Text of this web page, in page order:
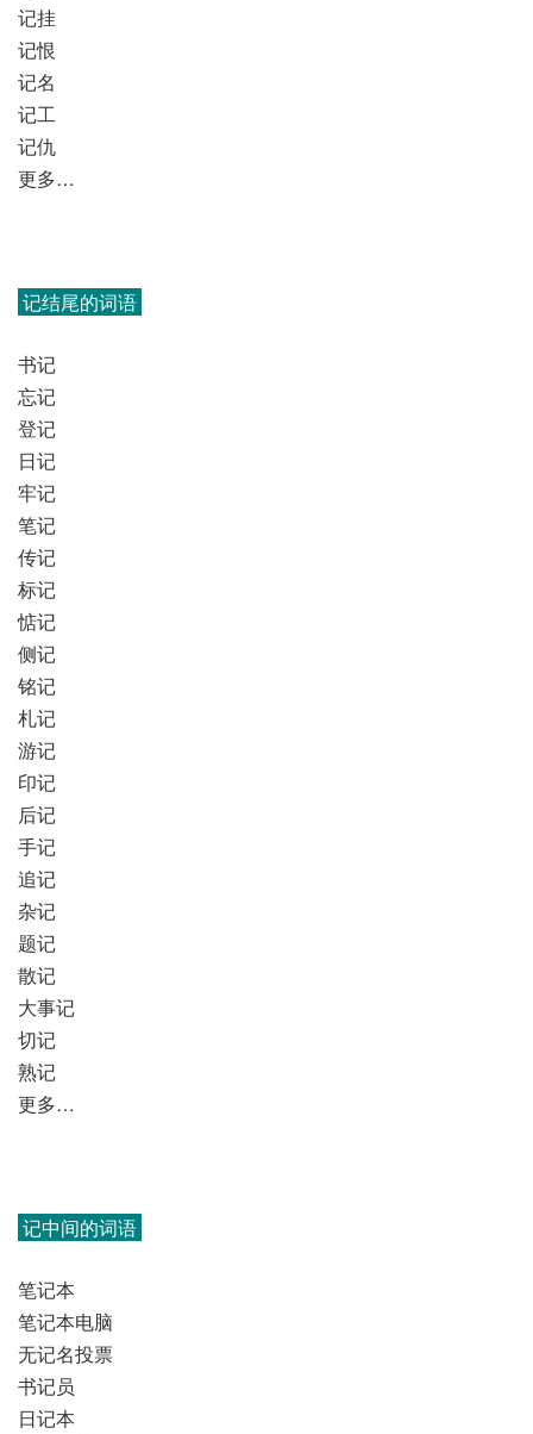
记挂
记恨
记名
记工
记仇
更多…
记结尾的词语
书记
忘记
登记
日记
牢记
笔记
传记
标记
惦记
侧记
铭记
札记
游记
印记
后记
手记
追记
杂记
题记
散记
大事记
切记
熟记
更多…
记中间的词语
笔记本
笔记本电脑
无记名投票
书记员
日记本